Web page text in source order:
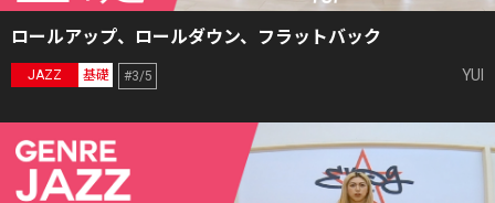
ロールアップ、ロールダウン、フラットバック
JAZZ 基礎 #3/5 YUI